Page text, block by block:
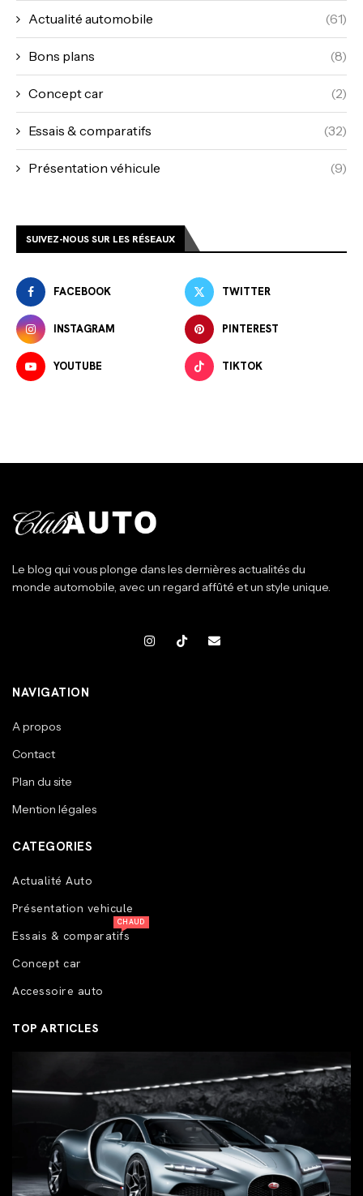
Actualité automobile (61)
Bons plans (8)
Concept car (2)
Essais & comparatifs (32)
Présentation véhicule (9)
SUIVEZ-NOUS SUR LES RÉSEAUX
FACEBOOK TWITTER
INSTAGRAM PINTEREST
YOUTUBE TIKTOK
Le blog qui vous plonge dans les dernières actualités du
monde automobile, avec un regard affûté et un style unique.
NAVIGATION
A propos
Contact
Plan du site
Mention légales
CATEGORIES
Actualité Auto
Présentation vehicule
Essais & comparatifs
CHAUD
Concept car
Accessoire auto
TOP ARTICLES